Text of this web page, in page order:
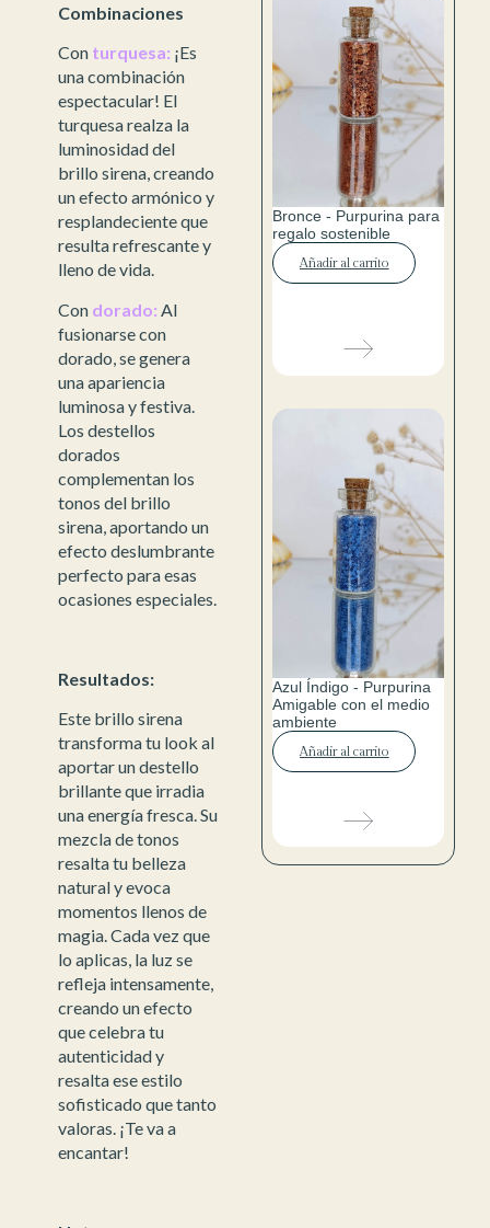
Combinaciones
Con turquesa: ¡Es
una combinación
espectacular! El
turquesa realza la
luminosidad del
brillo sirena, creando
un efecto armónico y
resplandeciente que
resulta refrescante y
lleno de vida.
Con dorado: Al
fusionarse con
dorado, se genera
una apariencia
luminosa y festiva.
Los destellos
dorados
complementan los
tonos del brillo
sirena, aportando un
efecto deslumbrante
perfecto para esas
ocasiones especiales.
Resultados:
Este brillo sirena
transforma tu look al
aportar un destello
brillante que irradia
una energía fresca. Su
mezcla de tonos
resalta tu belleza
natural y evoca
momentos llenos de
magia. Cada vez que
lo aplicas, la luz se
refleja intensamente,
creando un efecto
que celebra tu
autenticidad y
resalta ese estilo
sofisticado que tanto
valoras. ¡Te va a
encantar!
Bronce - Purpurina para
regalo sostenible
Añadir al carrito
Azul Índigo - Purpurina
Amigable con el medio
ambiente
Añadir al carrito